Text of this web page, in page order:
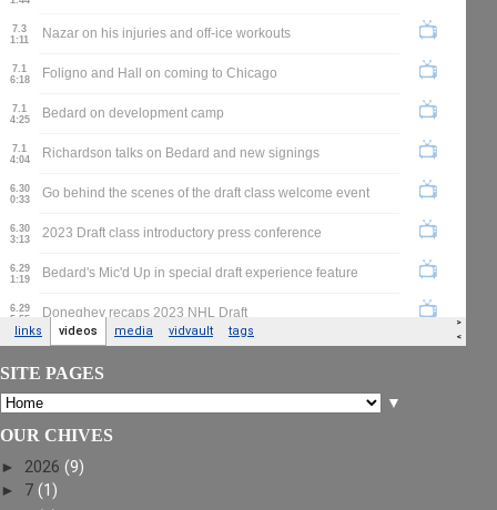
SITE PAGES
▼
OUR CHIVES
► 2026 (9)
► 7 (1)